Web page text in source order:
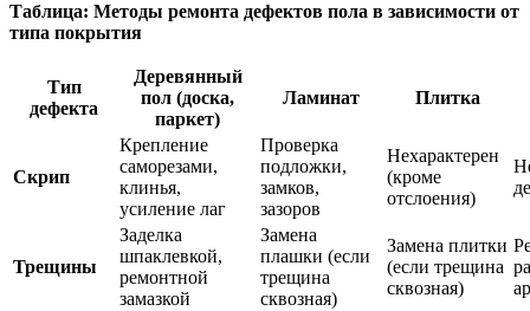
Таблица: Методы ремонта дефектов пола в зависимости от
типа покрытия
Тип
дефекта
Деревянный
пол (доска,
паркет)
Ламинат Плитка
Скрип
Крепление
саморезами,
клинья,
усиление лаг
Проверка
подложки,
замков,
зазоров
Нехарактерен
(кроме
отслоения)
Трещины
Заделка
шпаклевкой,
ремонтной
замазкой
Замена
плашки (если
трещина
сквозная)
Замена плитки
(если трещина
сквозная)